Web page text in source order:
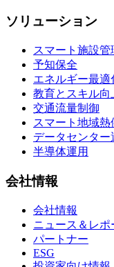
ソリューション
スマート施設管
予知保全
エネルギー最適
教育とスキル向
交通流量制御
スマート地域熱
データセンター
半導体運用
会社情報
会社情報
ニュース＆レポ
パートナー
ESG